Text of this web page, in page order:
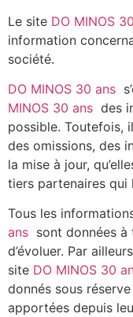
Le site DO MINOS
information
société.
DO MINOS 30 ans
MINOS 30 ans des
possible. Toutefois,
des omissions, des
la mise à jour,
tiers partenaires qui
Tous les
ans sont données
d’évoluer. Par
site DO MINOS 30
donnés sous
apportées depuis